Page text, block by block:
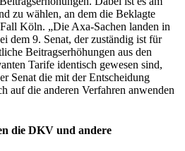
zu wählen, an dem die Beklagte
Köln. „Die Axa-Sachen landen in
dem 9. Senat, der zuständig ist für
Beitragserhöhungen aus den
Tarife identisch gewesen sind,
Senat die mit der Entscheidung
auf die anderen Verfahren anwenden
die DKV und andere